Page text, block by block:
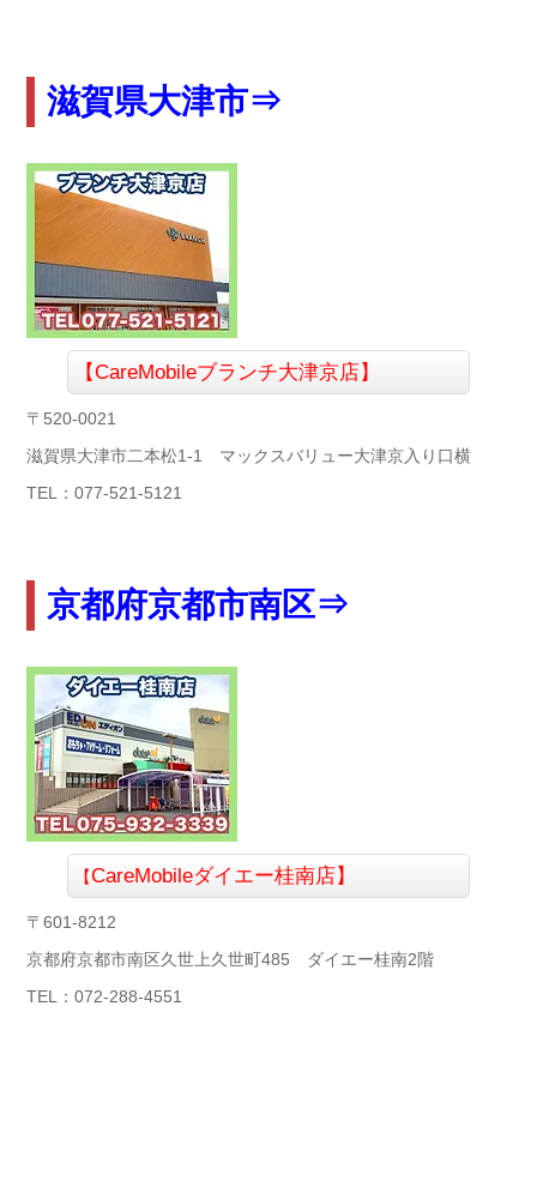
滋賀県大津市⇒
【CareMobileブランチ大津京店】
〒520-0021
滋賀県大津市二本松1-1 マックスバリュー大津京入り口横
TEL：077-521-5121
京都府京都市南区⇒
【CareMobileダイエー桂南店】
〒601-8212
京都府京都市南区久世上久世町485 ダイエー桂南2階
TEL：072-288-4551